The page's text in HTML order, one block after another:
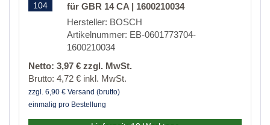
104
für GBR 14 CA | 1600210034
Hersteller: BOSCH
Artikelnummer: EB-0601773704-
1600210034
Netto: 3,97 € zzgl. MwSt.
Brutto: 4,72 € inkl. MwSt.
zzgl. 6,90 € Versand (brutto)
einmalig pro Bestellung